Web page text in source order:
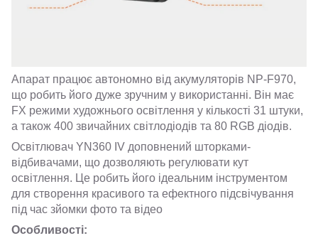
Апарат працює автономно від акумуляторів NP-F970,
що робить його дуже зручним у використанні. Він має
FX режими художнього освітлення у кількості 31 штуки,
а також 400 звичайних світлодіодів та 80 RGB діодів.
Освітлювач YN360 IV доповнений шторками-
відбивачами, що дозволяють регулювати кут
освітлення. Це робить його ідеальним інструментом
для створення красивого та ефектного підсвічування
під час зйомки фото та відео
Особливості: